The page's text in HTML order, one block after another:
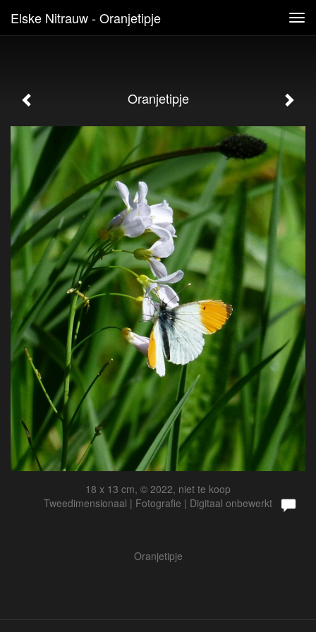
Elske Nitrauw - Oranjetipje
Oranjetipje
18 x 13 cm, © 2022, niet te koop
Tweedimensionaal | Fotografie | Digitaal onbewerkt
Oranjetipje